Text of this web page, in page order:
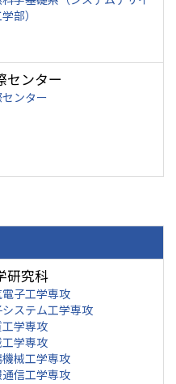
部）
センター
ンター
研究科
電子工学専攻
システム工学専攻
学専攻
学専攻
械工学専攻
信工学専攻